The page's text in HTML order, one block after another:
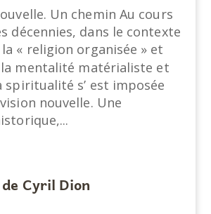
Un chemin Au cours
décennies, dans le contexte
« religion organisée » et
mentalité matérialiste et
spiritualité s’ est imposée
nouvelle. Une
Cyril Dion